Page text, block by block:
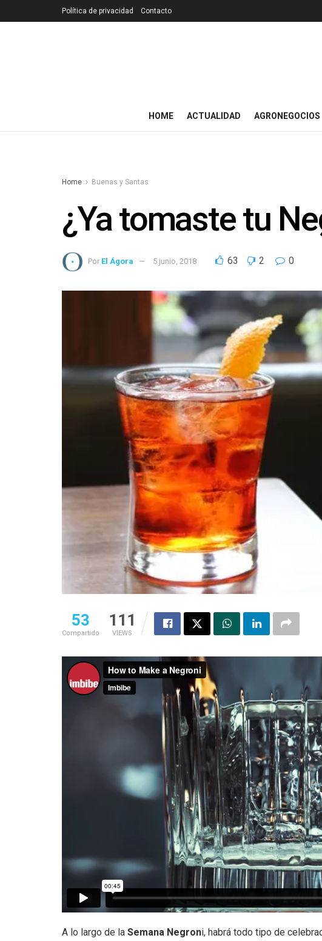
Política de privacidad Contacto
HOME ACTUALIDAD AGRONEGOCIOS
Home Buenas y Santas
¿Ya tomaste tu
Por El Ágora 5 junio, 2018 63 2 0
53
Compartido
111
VIEWS
A lo largo de la Semana Negroni, habrá todo tipo de